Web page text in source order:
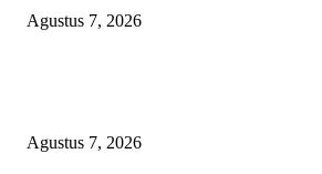
Agustus 7, 2026
Agustus 7, 2026